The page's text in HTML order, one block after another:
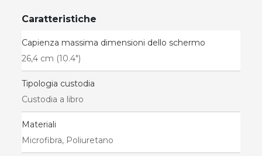
Caratteristiche
Capienza massima dimensioni dello schermo
26,4 cm (10.4")
Tipologia custodia
Custodia a libro
Materiali
Microfibra, Poliuretano